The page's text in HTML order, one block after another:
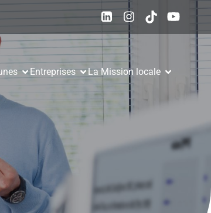
Entreprises La Mission locale